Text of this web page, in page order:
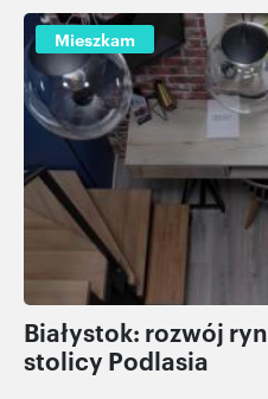
Mieszkam
Białystok: rozwój
stolicy Podlasia